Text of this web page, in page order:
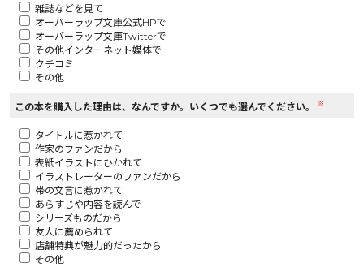
雑誌などを見て
オーバーラップ文庫公式HPで
オーバーラップ文庫Twitterで
その他インターネット媒体で
クチコミ
その他
この本を購入した理由は、なんですか。いくつでも選んでください。 ※
タイトルに惹かれて
作家のファンだから
表紙イラストにひかれて
イラストレーターのファンだから
帯の文言に惹かれて
あらすじや内容を読んで
シリーズものだから
友人に薦められて
店舗特典が魅力的だったから
その他